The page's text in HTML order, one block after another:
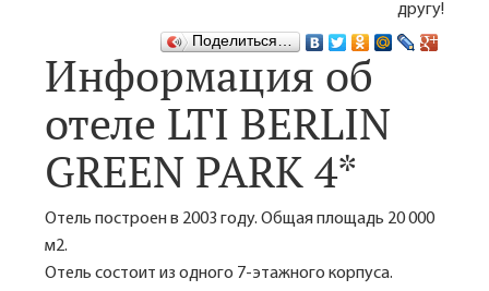
другу!
Поделиться…
Информация об
отеле LTI BERLIN
GREEN PARK 4*
Отель построен в 2003 году. Общая площадь 20 000
м2.
Отель состоит из одного 7-этажного корпуса.